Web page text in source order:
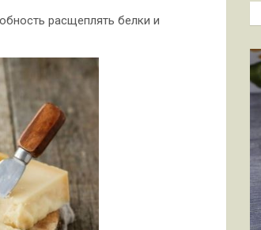
расщеплять белки и